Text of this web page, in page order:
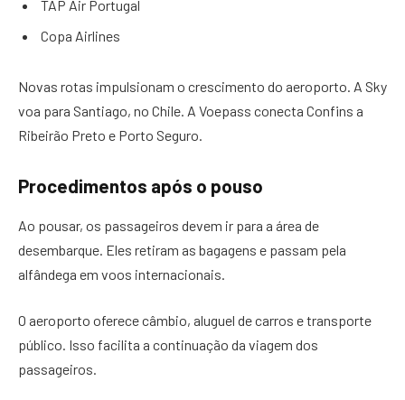
TAP Air Portugal
Copa Airlines
Novas rotas impulsionam o crescimento do aeroporto. A Sky
voa para Santiago, no Chile. A Voepass conecta Confins a
Ribeirão Preto e Porto Seguro.
Procedimentos após o pouso
Ao pousar, os passageiros devem ir para a área de
desembarque. Eles retiram as bagagens e passam pela
alfândega em voos internacionais.
O aeroporto oferece câmbio, aluguel de carros e transporte
público. Isso facilita a continuação da viagem dos
passageiros.